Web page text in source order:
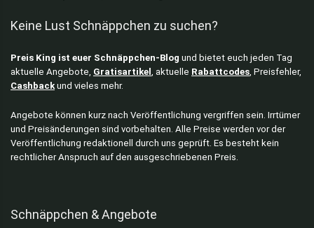
Keine Lust Schnäppchen zu suchen?
Preis King ist euer Schnäppchen-Blog und bietet euch jeden Tag
aktuelle Angebote, Gratisartikel , aktuelle Rabattcodes , Preisfehler,
Cashback und vieles mehr.
Angebote können kurz nach Veröffentlichung vergriffen sein. Irrtümer
und Preisänderungen sind vorbehalten. Alle Preise werden vor der
Veröffentlichung redaktionell durch uns geprüft. Es besteht kein
rechtlicher Anspruch auf den ausgeschriebenen Preis.
Schnäppchen & Angebote